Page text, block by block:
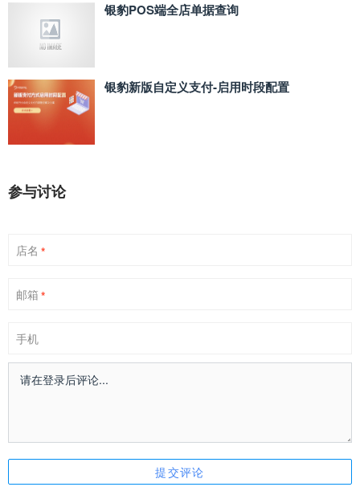
银豹POS端全店单据查询
银豹新版自定义支付‑启用时段配置
参与讨论
店名 *
邮箱 *
手机